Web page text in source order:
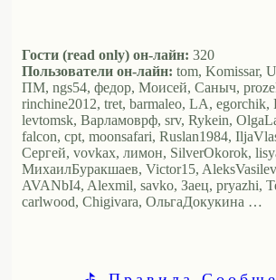
Гости (read only) он-лайн: 320
Пользователи он-лайн: tom, Komissar,
ПМ, ngs54, федор, Моисей, Саныч,
rinchine2012, tret, barmaleo, LA, egorchik,
levtomsk, Варламоврф, srv, Rykein,
falcon, cpt, moonsafari, Ruslan1984,
Сергей, vovkax, лимон, SilverOkorok,
МихаилБуракшаев, Victor15,
AVANbI4, Alexmil, savko, Заец, pryazhi,
carlwood, Chigivara, ОльгаДокукина …